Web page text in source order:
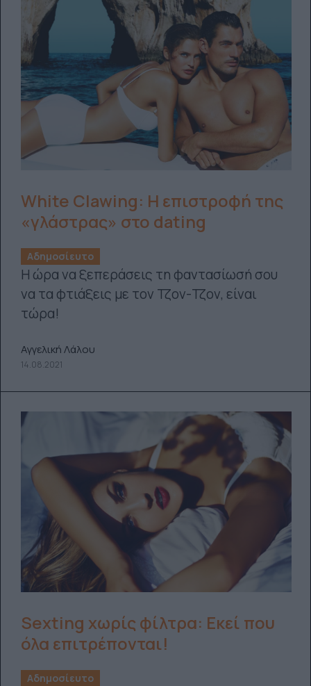
White Clawing: Η επιστροφή της
«γλάστρας» στο dating
Αδημοσίευτο
Η ώρα να ξεπεράσεις τη φαντασίωσή σου
να τα φτιάξεις με τον Τζον-Τζον, είναι
τώρα!
Αγγελική Λάλου
14.08.2021
Sexting χωρίς φίλτρα: Eκεί που
όλα επιτρέπονται!
Αδημοσίευτο